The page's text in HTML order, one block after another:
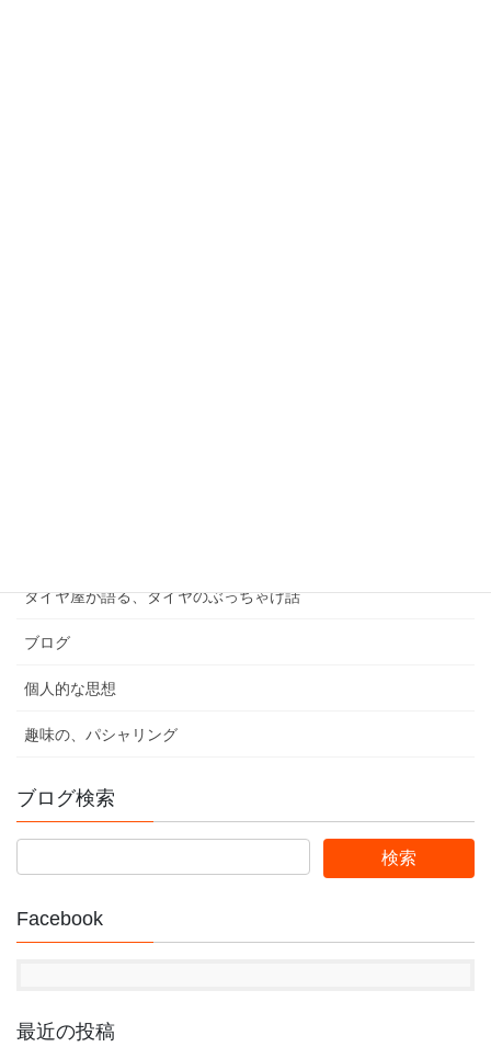
タイヤ屋が語る、タイヤのぶっちゃけ話
ブログ
個人的な思想
趣味の、パシャリング
ブログ検索
Facebook
最近の投稿